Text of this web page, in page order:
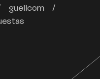
guellcom
/